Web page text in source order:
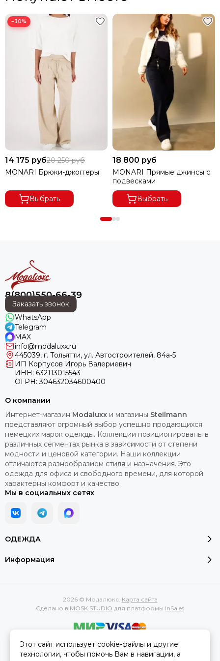
−30%
14 175 руб20 250 руб
MONARI Брюки-джоггеры
Выбрать
18 800 руб
MONARI Прямые джинсы с
подвесками
Выбрать
8(800)550-66-39
Заказать звонок
WhatsApp
Telegram
MAX
info@modaluxx.ru
445039, г. Тольятти, ул. Автостроителей, 84а-5
ИП Корпусов Игорь Валериевич
ИНН: 632113015543
ОГРН: 304632034600400
ОДЕЖДА
Информация
О компании
Интернет-магазин Modaluxx и магазины Steilmann
представляют огромный выбор успешно продающихся
немецких марок одежды. Коллекции позиционированы в
различных сегментах рынка в зависимости от степени
модности и ценовой категории. Наши коллекции
отличаются разнообразием стиля и назначения. Это
одежда для офиса и свободного времени, для которой
характерны комфорт и качество.
Мы в социальных сетях
2026 © Модалюкс. Карта сайта
Сделано в MOSK.STUDIO для платформы InSales
Вся представленная на сайте информация, касающаяся
характеристик, стоимости товаров и услуг, носит
Этот сайт использует cookie-файлы и другие
технологии, чтобы помочь Вам в навигации, а